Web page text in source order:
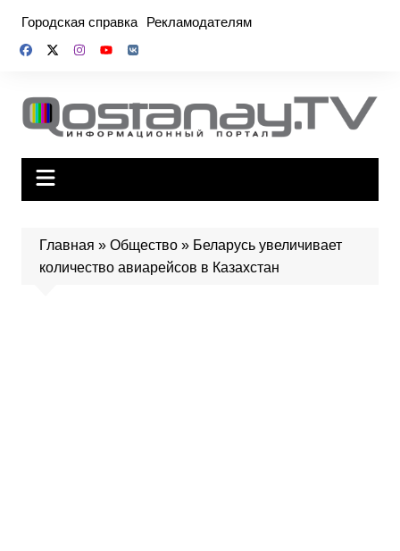
содержимому
Городская справка Рекламодателям
Главная » Общество» Беларусь увеличивает
количество авиарейсов в Казахстан